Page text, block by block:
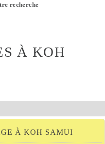
recherche
À KOH
À KOH SAMUI